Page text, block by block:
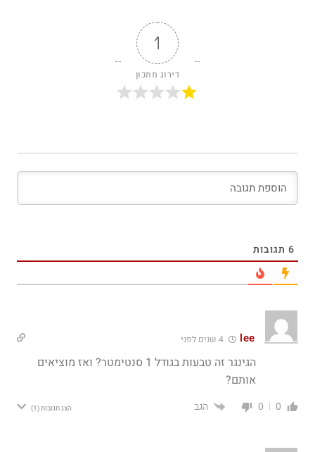
1
דירוג מתכון
6תגובות
lee
הגינגר זה טבעות בגודל 1 סנטימטר? ואז מוציאים
אותם?
0
0 הגב הצג תגובות(1)